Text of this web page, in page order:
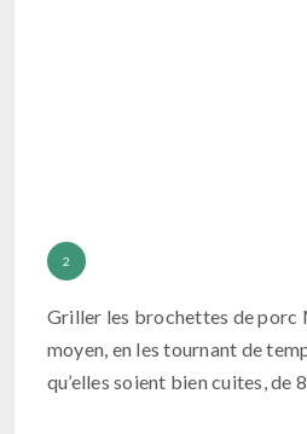
Griller les brochettes de porc
moyen, en les tournant de
qu’elles soient bien cuites, de